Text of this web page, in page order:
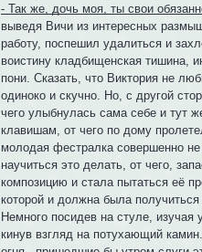
- Так же, дочь моя, ты свои
выведя Вичи из интересных
работу, поспешил удалиться и
воистину кладбищенская тишина,
пони. Сказать, что Виктория не
одиноко и скучно. Но, с другой
чего улыбнулась сама себе и тут
клавишам, от чего по дому
молодая фестралка совершенно
научиться это делать, от чего,
композицию и стала пытаться её
которой и должна была
Немного посидев на стуле, изучая
кинув взгляд на потухающий